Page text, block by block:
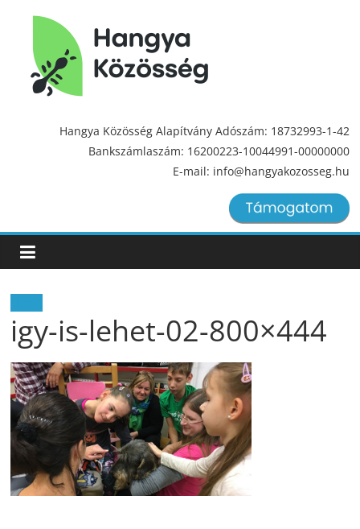
Hangya
Közösség
Hangya Közösség Alapítvány Adószám: 18732993-1-42
Bankszámlaszám: 16200223-10044991-00000000
E-mail: info@hangyakozosseg.hu
igy-is-lehet-02-800×444